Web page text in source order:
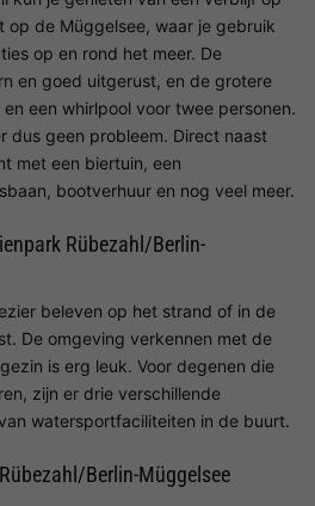
de Müggelsee, waar je gebruik
op en rond het meer. De
en goed uitgerust, en de grotere
een whirlpool voor twee personen.
dus geen probleem. Direct naast
met een biertuin, een
bootverhuur en nog veel meer.
Rübezahl/Berlin-
beleven op het strand of in de
De omgeving verkennen met de
is erg leuk. Voor degenen die
zijn er drie verschillende
watersportfaciliteiten in de buurt.
Berlin-Müggelsee